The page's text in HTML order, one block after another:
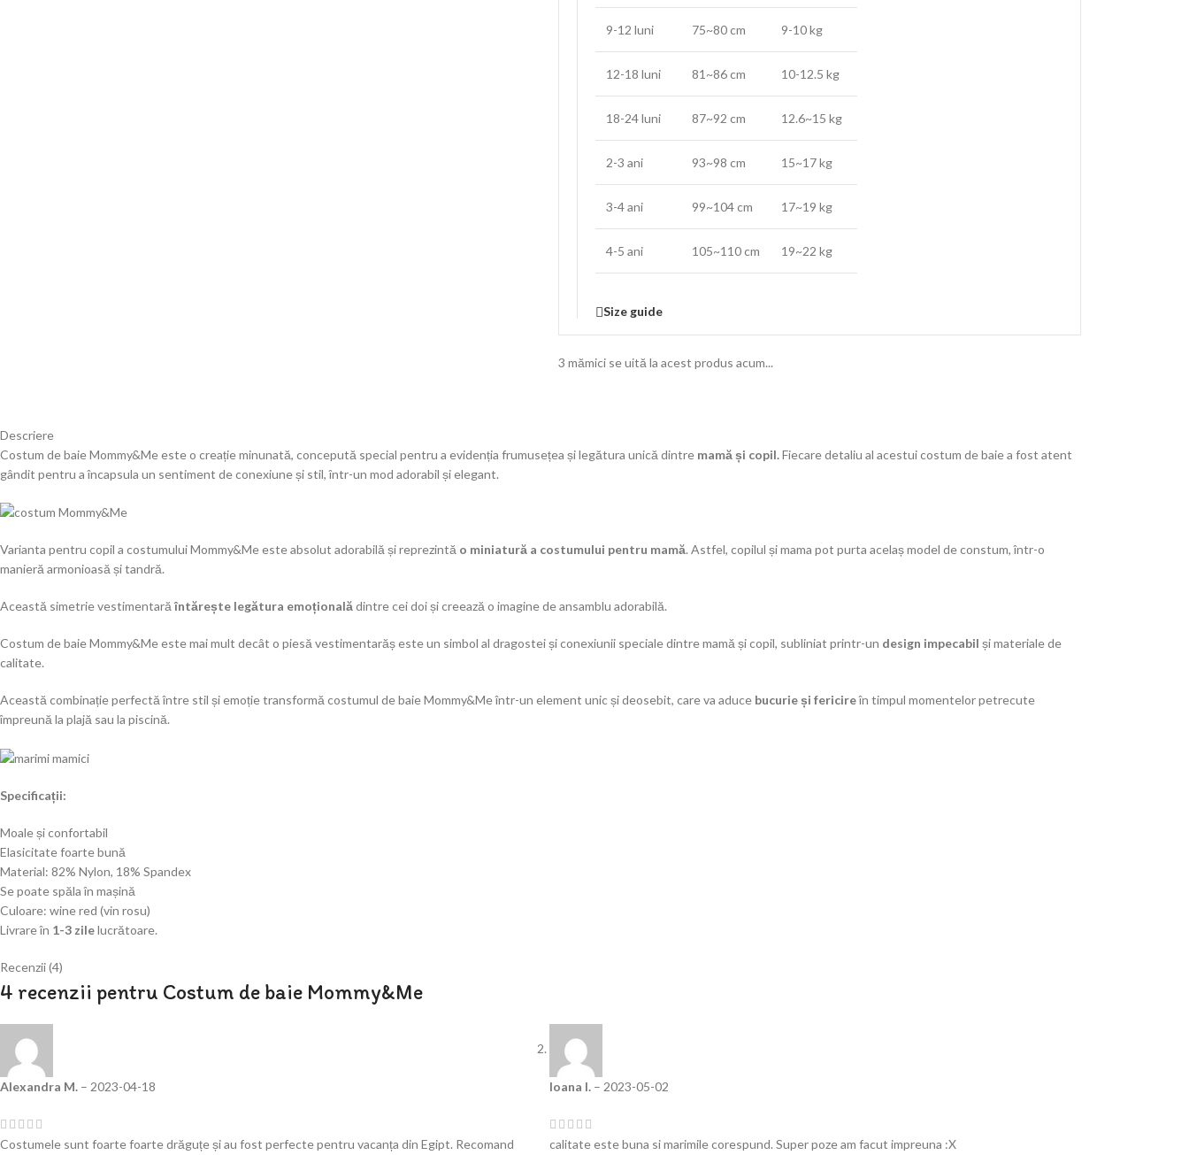
9-12 luni 75~80 cm 9-10 kg
12-18 luni 81~86 cm 10-12.5 kg
18-24 luni 87~92 cm 12.6~15 kg
2-3 ani 93~98 cm 15~17 kg
3-4 ani 99~104 cm 17~19 kg
4-5 ani 105~110 cm 19~22 kg
Size guide
3 mămici se uită la acest produs acum...
Descriere
Costum de baie Mommy&Me este o creație minunată, concepută special pentru a evidenția frumusețea și legătura unică dintre mamă și copil.Fiecare detaliu al acestui costum de baie a fost atent
gândit pentru a încapsula un sentiment de conexiune și stil, într-un mod adorabil și elegant.
Varianta pentru copil a costumului Mommy&Me este absolut adorabilă și reprezintă o miniatură a costumului pentru mamă. Astfel, copilul și mama pot purta acelaș model de constum, într-o
manieră armonioasă și tandră.
Această simetrie vestimentară întărește legătura emoționalădintre cei doi și creează o imagine de ansamblu adorabilă.
Costum de baie Mommy&Me este mai mult decât o piesă vestimentarăș este un simbol al dragostei și conexiunii speciale dintre mamă și copil, subliniat printr-un design impecabil și materiale de
calitate.
Această combinație perfectă între stil și emoție transformă costumul de baie Mommy&Me într-un element unic și deosebit, care va aduce bucurie și fericireîn timpul momentelor petrecute
împreună la plajă sau la piscină.
Specificații:
Moale și confortabil
Elasicitate foarte bună
Material: 82% Nylon, 18% Spandex
Sepoate spăla în mașină
Culoare: wine red (vin rosu)
Livrareîn 1-3 zilelucrătoare.
Recenzii (4)
4 recenzii pentru Costum de baie Mommy&Me
Alexandra M. – 2023-04-18
Costumele sunt foarte foarte drăguțe și au fost perfecte pentru vacanța din Egipt. Recomand
Ioana I. – 2023-05-02
calitate este buna si marimile corespund. Super poze am facut impreuna :X